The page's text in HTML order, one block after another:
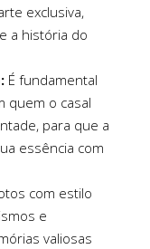
exclusiva,
a história do
É fundamental
quem o casal
para que a
essência com
com estilo
e
valiosas